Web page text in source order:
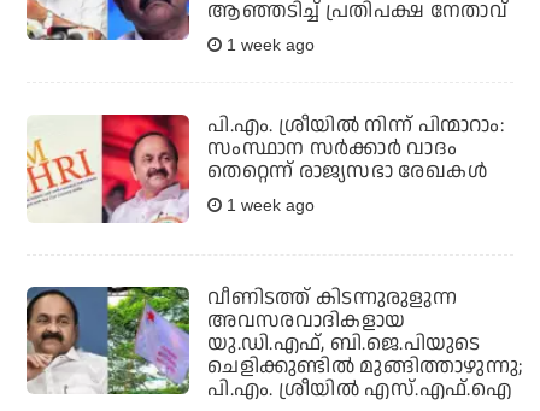
ആഞ്ഞടിച്ച് പ്രതിപക്ഷ നേതാവ്
1 week ago
പി.എം. ശ്രീയില്‍ നിന്ന് പിന്മാറാം:
സംസ്ഥാന സര്‍ക്കാര്‍ വാദം
തെറ്റെന്ന് രാജ്യസഭാ രേഖകള്‍
1 week ago
വീണിടത്ത് കിടന്നുരുളുന്ന
അവസരവാദികളായ
യു.ഡി.എഫ്, ബി.ജെ.പിയുടെ
ചെളിക്കുണ്ടില്‍ മുങ്ങിത്താഴുന്നു;
പി.എം. ശ്രീയില്‍ എസ്.എഫ്.ഐ